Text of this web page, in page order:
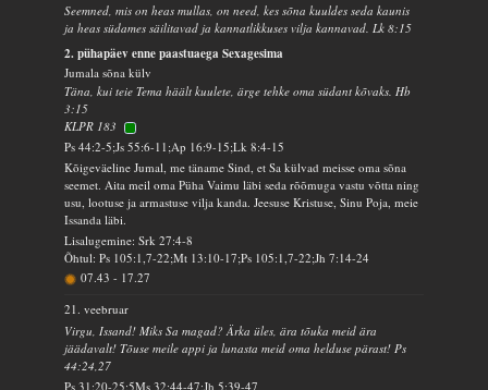
Seemned, mis on heas mullas, on need, kes sõna kuuldes seda kaunis
ja heas südames säilitavad ja kannatlikkuses vilja kannavad. Lk 8:15
2. pühapäev enne paastuaega Sexagesima
Jumala sõna külv
Täna, kui teie Tema häält kuulete, ärge tehke oma südant kõvaks. Hb
3:15
KLPR 183
Ps 44:2-5;Js 55:6-11;Ap 16:9-15;Lk 8:4-15
Kõigeväeline Jumal, me täname Sind, et Sa külvad meisse oma sõna
seemet. Aita meil oma Püha Vaimu läbi seda rõõmuga vastu võtta ning
usu, lootuse ja armastuse vilja kanda. Jeesuse Kristuse, Sinu Poja, meie
Issanda läbi.
Lisalugemine: Srk 27:4-8
Õhtul: Ps 105:1,7-22;Mt 13:10-17;Ps 105:1,7-22;Jh 7:14-24
07.43 - 17.27
21. veebruar
Virgu, Issand! Miks Sa magad? Ärka üles, ära tõuka meid ära
jäädavalt! Tõuse meile appi ja lunasta meid oma helduse pärast! Ps
44:24,27
Ps 31:20-25;5Ms 32:44-47;Jh 5:39-47